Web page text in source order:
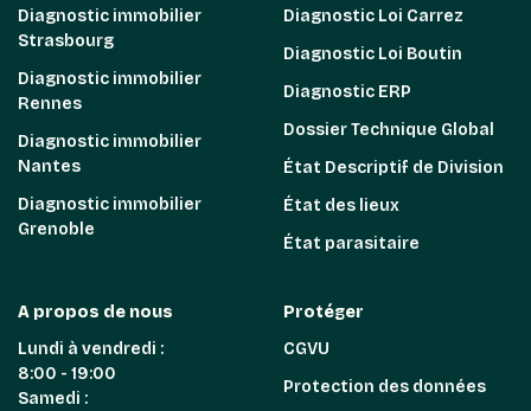
Diagnostic immobilier
Strasbourg
Diagnostic immobilier
Rennes
Diagnostic immobilier
Nantes
Diagnostic immobilier
Grenoble
Diagnostic Loi Carrez
Diagnostic Loi Boutin
Diagnostic ERP
Dossier Technique Global
État Descriptif de Division
État des lieux
État parasitaire
A propos de nous
Lundi à vendredi :
8:00 - 19:00
Samedi :
Protéger
CGVU
Protection des données